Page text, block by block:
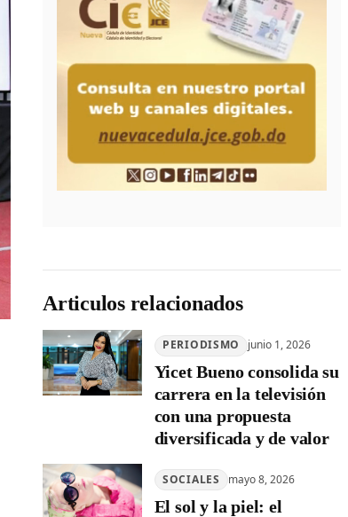
Articulos relacionados
PERIODISMO junio 1, 2026
Yicet Bueno consolida su
carrera en la televisión
con una propuesta
diversificada y de valor
SOCIALES mayo 8, 2026
El sol y la piel: el